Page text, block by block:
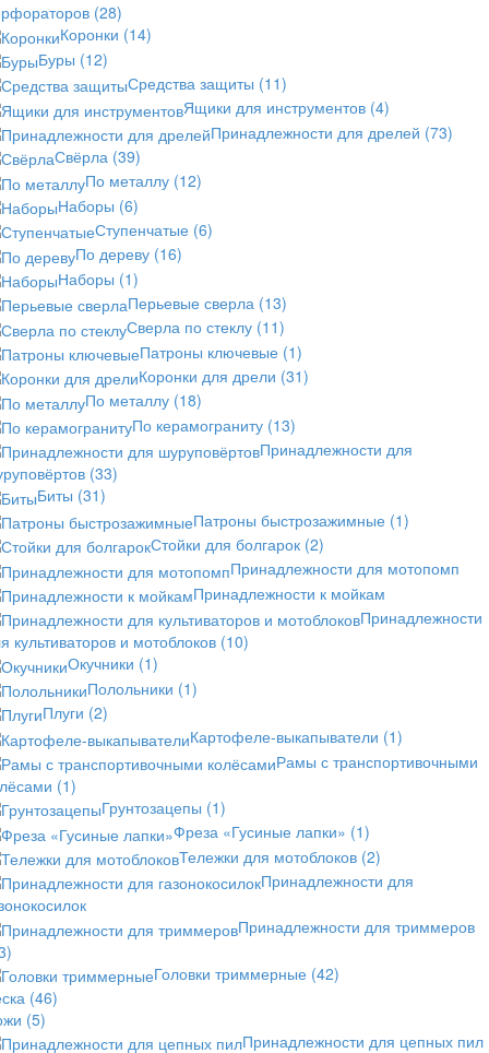
(28)
Коронки (14)
Буры (12)
Средства защиты (11)
Ящики для инструментов (4)
Принадлежности для дрелей (73)
Свёрла (39)
По металлу (12)
Наборы (6)
Ступенчатые (6)
По дереву (16)
Наборы (1)
Перьевые сверла (13)
Сверла по стеклу (11)
Патроны ключевые (1)
Коронки для дрели (31)
По металлу (18)
По керамограниту (13)
Принадлежности для
(33)
Биты (31)
Патроны быстрозажимные (1)
Стойки для болгарок (2)
Принадлежности для мотопомп
Принадлежности к мойкам
Принадлежности
культиваторов и мотоблоков (10)
Окучники (1)
Полольники (1)
Плуги (2)
Картофеле-выкапыватели (1)
Рамы с транспортивочными
(1)
Грунтозацепы (1)
Фреза «Гусиные лапки» (1)
Тележки для мотоблоков (2)
Принадлежности для
Принадлежности для триммеров
Головки триммерные (42)
(46)
(5)
Принадлежности для цепных пил